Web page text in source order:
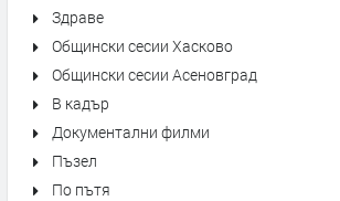
Здраве
Общински сесии Хасково
Общински сесии Асеновград
В кадър
Документални филми
Пъзел
По пътя